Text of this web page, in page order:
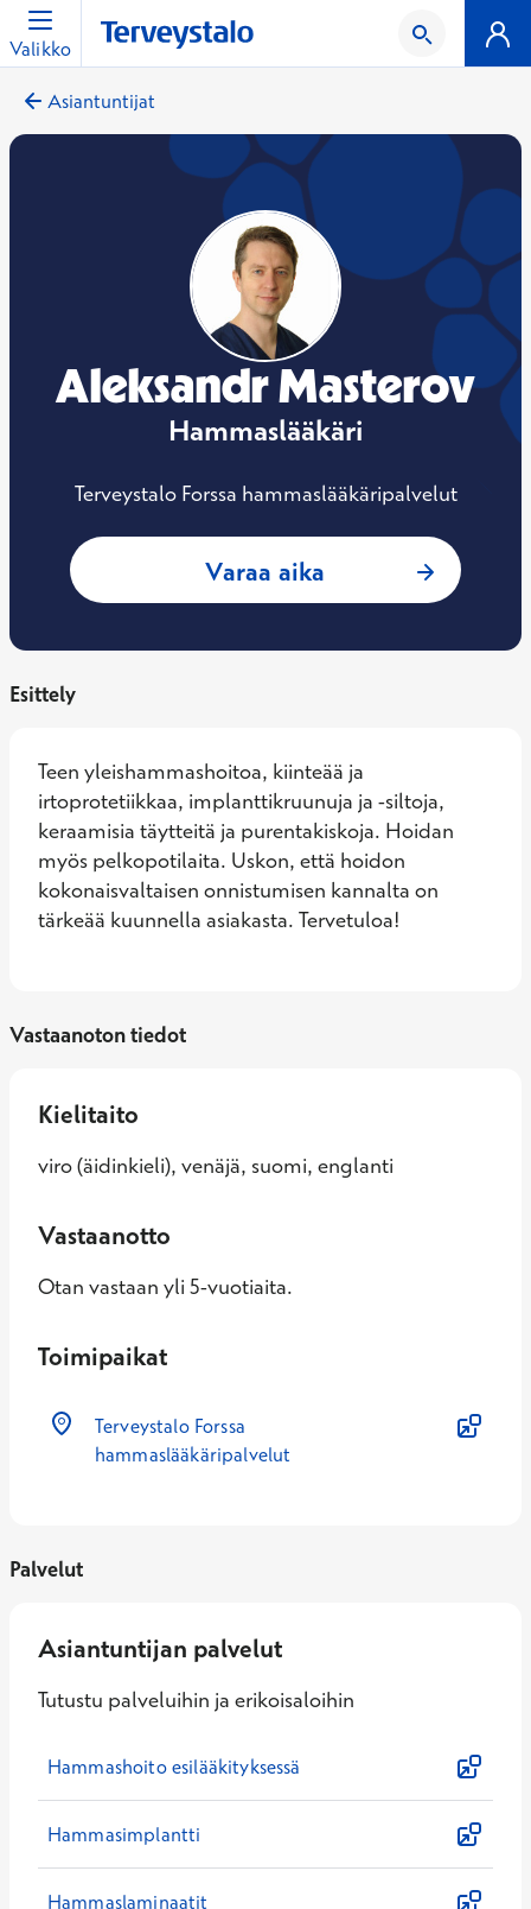
Valikko
Asiantuntijat
Aleksandr Masterov
Hammaslääkäri
Terveystalo Forssa hammaslääkäripalvelut
Varaa aika : Aleksandr
Esittely
Teen yleishammashoitoa, kiinteää ja
irtoprotetiikkaa, implanttikruunuja ja -siltoja,
keraamisia täytteitä ja purentakiskoja. Hoidan
myös pelkopotilaita. Uskon, että hoidon
kokonaisvaltaisen onnistumisen kannalta on
tärkeää kuunnella asiakasta. Tervetuloa!
Vastaanoton tiedot
Kielitaito
viro (äidinkieli), venäjä, suomi, englanti
Vastaanotto
Otan vastaan yli 5-vuotiaita.
Toimipaikat
Terveystalo Forssa
hammaslääkäripalvelut
Palvelut
Asiantuntijan palvelut
Tutustu palveluihin ja erikoisaloihin
Hammashoito esilääkityksessä
Hammasimplantti
Hammaslaminaatit